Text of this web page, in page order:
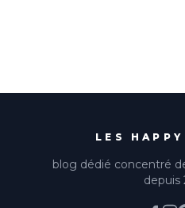
LES
blog dédié concentré
depuis